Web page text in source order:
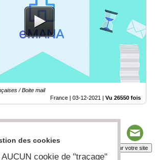
/ Boite mail
France | 03-12-2021 Vu 26550 fois
Insérez sur votre site
des cookies
cookie de "traçage"